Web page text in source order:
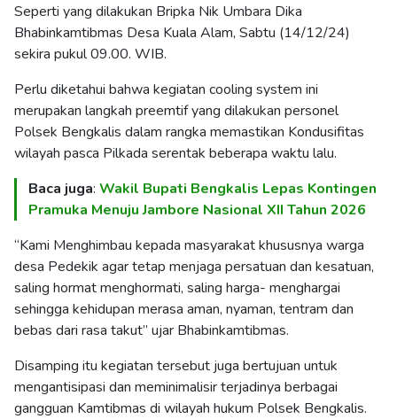
Seperti yang dilakukan Bripka Nik Umbara Dika
Bhabinkamtibmas Desa Kuala Alam, Sabtu (14/12/24)
sekira pukul 09.00. WIB.
Perlu diketahui bahwa kegiatan cooling system ini
merupakan langkah preemtif yang dilakukan personel
Polsek Bengkalis dalam rangka memastikan Kondusifitas
wilayah pasca Pilkada serentak beberapa waktu lalu.
Baca juga: Wakil Bupati Bengkalis Lepas Kontingen
Pramuka Menuju Jambore Nasional XII Tahun 2026
“Kami Menghimbau kepada masyarakat khususnya warga
desa Pedekik agar tetap menjaga persatuan dan kesatuan,
saling hormat menghormati, saling harga- menghargai
sehingga kehidupan merasa aman, nyaman, tentram dan
bebas dari rasa takut” ujar Bhabinkamtibmas.
Disamping itu kegiatan tersebut juga bertujuan untuk
mengantisipasi dan meminimalisir terjadinya berbagai
gangguan Kamtibmas di wilayah hukum Polsek Bengkalis.